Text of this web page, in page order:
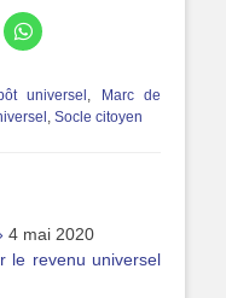
Cliquez
pour
WhatsApp(ouvre
dans
une
universel ,
Marc de
, Socle citoyen
4 mai 2020
le revenu universel